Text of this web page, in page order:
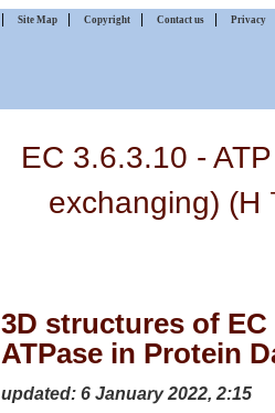
Site Map Copyright Contact us Privacy
EC 3.6.3.10 -
exchanging) (H
3D structures of EC
ATPase in Protein
updated: 6 January 2022, 2:15